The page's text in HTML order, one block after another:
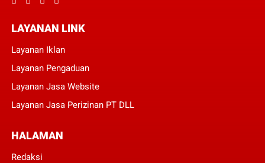
LAYANAN LINK
Layanan Iklan
Layanan Pengaduan
Layanan Jasa Website
Layanan Jasa Perizinan PT DLL
HALAMAN
Redaksi